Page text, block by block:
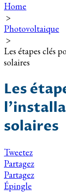
Home
>
Photovoltaique
>
Les étapes clés
solaires
Les
solaires
Tweetez
Partagez
Partagez
Épingle